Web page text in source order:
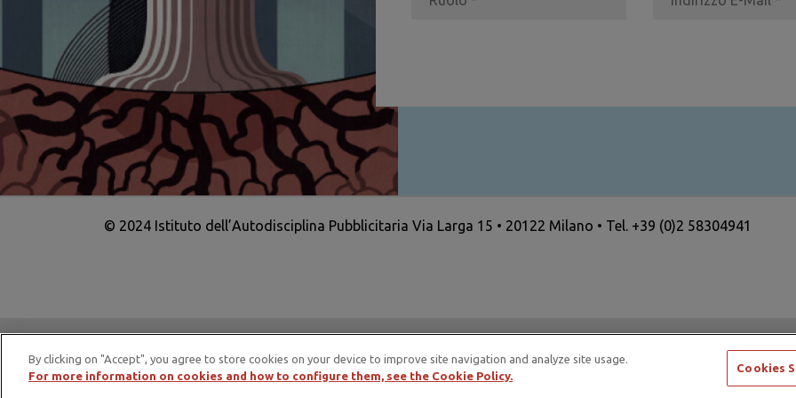
© 2024 Istituto dell’Autodisciplina Pubblicitaria Via Larga 15 • 20122 Milano • Tel. +39 (0)2 58304941
IAP è membro di EASA – European Advertising Standards Alliance e di ICAS – International Council
By clicking on "Accept", you agree to store cookies on your device to improve site navigation and analyze site usage.
For more information on cookies and how to configure them, see the Cookie Policy.
Cookies